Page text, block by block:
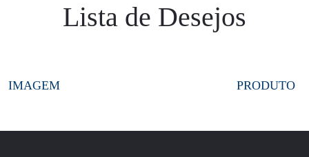
Lista de Desejos
IMAGEM PRODUTO